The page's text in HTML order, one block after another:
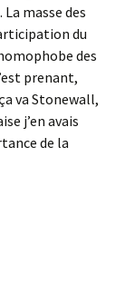
masse des
du
des
prenant,
va Stonewall,
j’en avais
de la